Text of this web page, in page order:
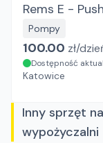
Rems E -
Pompy
100.00 zł/
Dostępność
Katowice
Inny sprzęt
wypożyczalni